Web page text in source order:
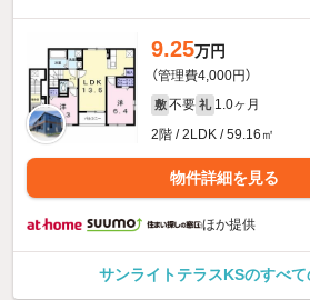
9.25万円
（管理費4,000円）
敷 不要 礼 1.0ヶ月
2階 / 2LDK / 59.16㎡
物件詳細を見る
ほか提供
サンライトテラスKSのすべ